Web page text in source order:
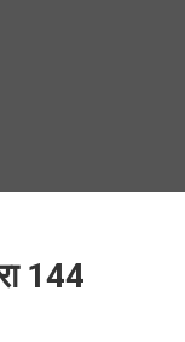
144